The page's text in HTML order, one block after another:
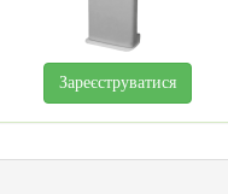
Зареєструватися